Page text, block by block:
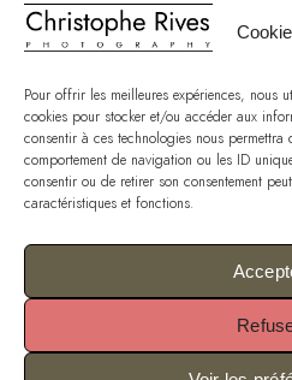
Pour offrir les meilleures expériences, nous
cookies pour stocker et/ou accéder aux
consentir à ces technologies nous permettra
comportement de navigation ou les ID
consentir ou de retirer son consentement
caractéristiques et fonctions.